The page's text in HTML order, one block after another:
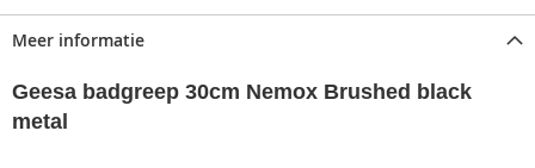
Meer informatie
Geesa badgreep 30cm Nemox Brushed black
metal